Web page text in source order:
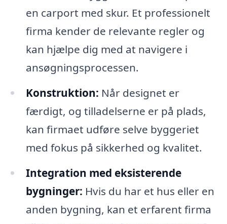
en carport med skur. Et professionelt
firma kender de relevante regler og
kan hjælpe dig med at navigere i
ansøgningsprocessen.
Konstruktion: Når designet er
færdigt, og tilladelserne er på plads,
kan firmaet udføre selve byggeriet
med fokus på sikkerhed og kvalitet.
Integration med eksisterende
bygninger: Hvis du har et hus eller en
anden bygning, kan et erfarent firma